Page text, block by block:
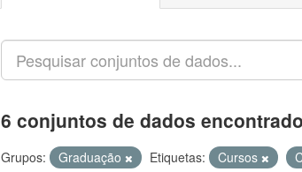
6 conjuntos de dados
Grupos: Graduação Etiquetas: Cursos